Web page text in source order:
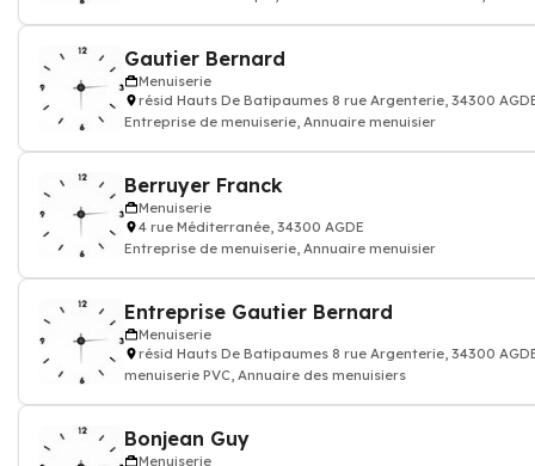
Gautier Bernard
Menuiserie
résid Hauts De Batipaumes 8 rue Argenterie, 34300
Entreprise de menuiserie, Annuaire menuisier
Berruyer Franck
Menuiserie
4 rue Méditerranée, 34300 AGDE
Entreprise de menuiserie, Annuaire menuisier
Entreprise Gautier Bernard
Menuiserie
résid Hauts De Batipaumes 8 rue Argenterie, 34300
menuiserie PVC, Annuaire des menuisiers
Bonjean Guy
Menuiserie